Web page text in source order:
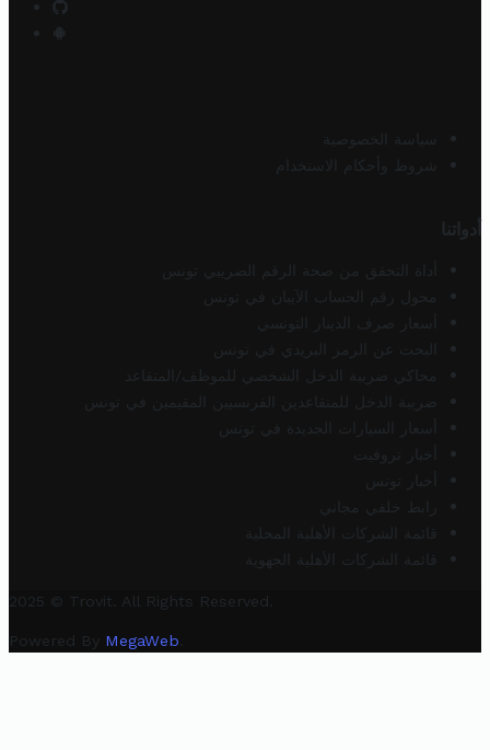
سياسة الخصوصية
شروط وأحكام الاستخدام
أدواتنا
أداة التحقق من صحة الرقم الضريبي تونس
محول رقم الحساب الآيبان في تونس
أسعار صرف الدينار التونسي
البحث عن الرمز البريدي في تونس
محاكي ضريبة الدخل الشخصي للموظف/المتقاعد
ضريبة الدخل للمتقاعدين الفرنسيين المقيمين في تونس
أسعار السيارات الجديدة في تونس
أخبار تروفيت
أخبار تونس
رابط خلفي مجاني
قائمة الشركات الأهلية المحلية
قائمة الشركات الأهلية الجهوية
2025 © Trovit. All Rights Reserved.
Powered By MegaWeb